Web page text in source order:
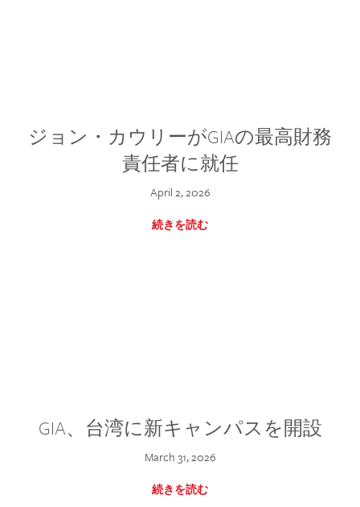
ジョン・カウリーがGIAの最高財務
責任者に就任
April 2, 2026
続きを読む
GIA、台湾に新キャンパスを開設
March 31, 2026
続きを読む